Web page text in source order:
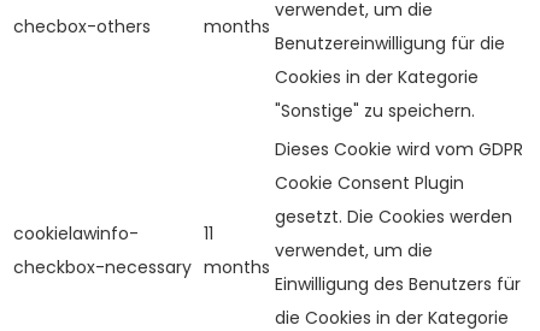
checbox-others
months
verwendet, um die
Benutzereinwilligung für die
Cookies in der Kategorie
"Sonstige" zu speichern.
cookielawinfo-
checkbox-necessary
11
months
Dieses Cookie wird vom GDPR
Cookie Consent Plugin
gesetzt. Die Cookies werden
verwendet, um die
Einwilligung des Benutzers für
die Cookies in der Kategorie